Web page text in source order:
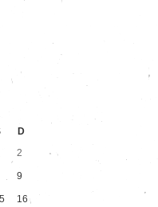
D
2
9
16